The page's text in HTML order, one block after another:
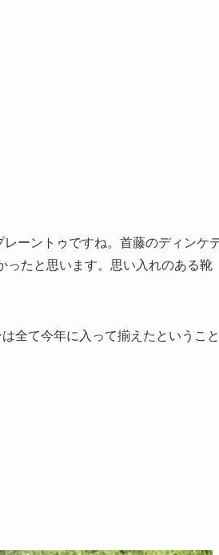
ーントゥですね。首藤のディンケ
ったと思います。思い入れのある靴
全て今年に入って揃えたということ